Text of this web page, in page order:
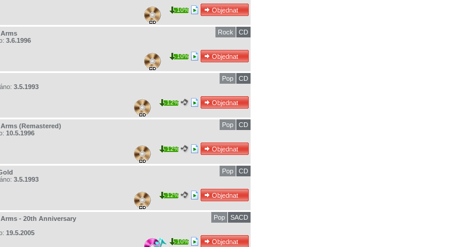
10%
3.6.1996
CD
Rock
10%
3.5.1993
CD
Pop
12%
(Remastered)
10.5.1996
CD
Pop
12%
3.5.1993
CD
Pop
12%
- 20th Anniversary
19.5.2005
SACD
Pop
10%